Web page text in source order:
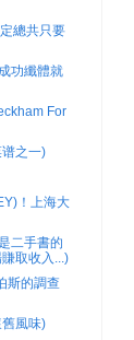
總共只要
功纖體就
For
之一)
！上海大
二手書的
取收入...)
斯的調查
風味)